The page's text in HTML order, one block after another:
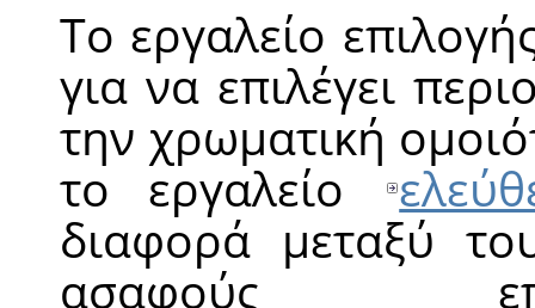
Το εργαλείο
για να επιλέγει
την χρωματική
το εργαλείο
διαφορά μεταξύ
ασαφούς